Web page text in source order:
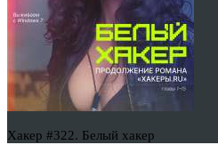
Хакер #322. Белый хакер